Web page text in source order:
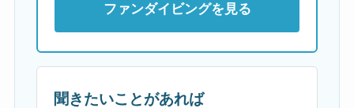
ファンダイビングを見る
聞きたいことがあれば